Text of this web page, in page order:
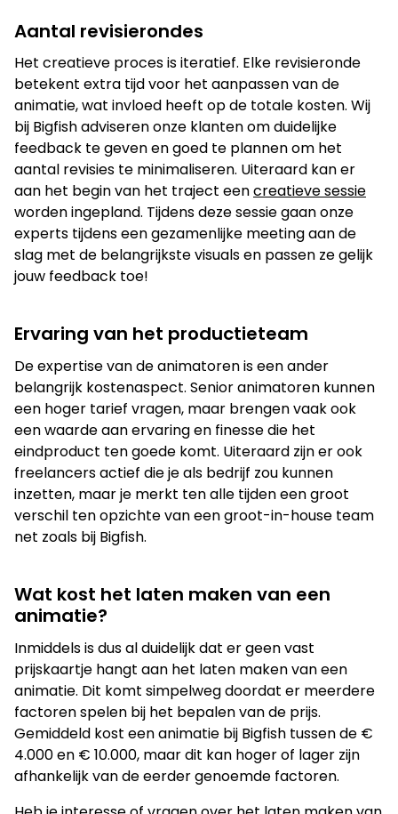
Aantal revisierondes
Het creatieve proces is iteratief. Elke revisieronde
betekent extra tijd voor het aanpassen van de
animatie, wat invloed heeft op de totale kosten. Wij
bij Bigfish adviseren onze klanten om duidelijke
feedback te geven en goed te plannen om het
aantal revisies te minimaliseren. Uiteraard kan er
aan het begin van het traject eencreatieve sessie
worden ingepland. Tijdens deze sessie gaan onze
experts tijdens een gezamenlijke meeting aan de
slag met de belangrijkste visuals en passen ze gelijk
jouw feedback toe!
Ervaring van het productieteam
De expertise van de animatoren is een ander
belangrijk kostenaspect. Senior animatoren kunnen
een hoger tarief vragen, maar brengen vaak ook
een waarde aan ervaring en finesse die het
eindproduct ten goede komt. Uiteraard zijn er ook
freelancers actief die je als bedrijf zou kunnen
inzetten, maar je merkt ten alle tijden een groot
verschil ten opzichte van een groot-in-house team
net zoals bij Bigfish.
Wat kost het laten maken van een
animatie?
Inmiddels is dus al duidelijk dat er geen vast
prijskaartje hangt aan het laten maken van een
animatie. Dit komt simpelweg doordat er meerdere
factoren spelen bij het bepalen van de prijs.
Gemiddeld kost een animatie bij Bigfish tussen de €
4.000 en € 10.000, maar dit kan hoger of lager zijn
afhankelijk van de eerder genoemde factoren.